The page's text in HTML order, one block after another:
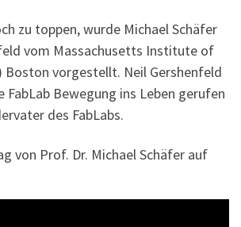
zu toppen, wurde Michael Schäfer
vom Massachusetts Institute of
Boston vorgestellt. Neil Gershenfeld
FabLab Bewegung ins Leben gerufen
des FabLabs.
von Prof. Dr. Michael Schäfer auf